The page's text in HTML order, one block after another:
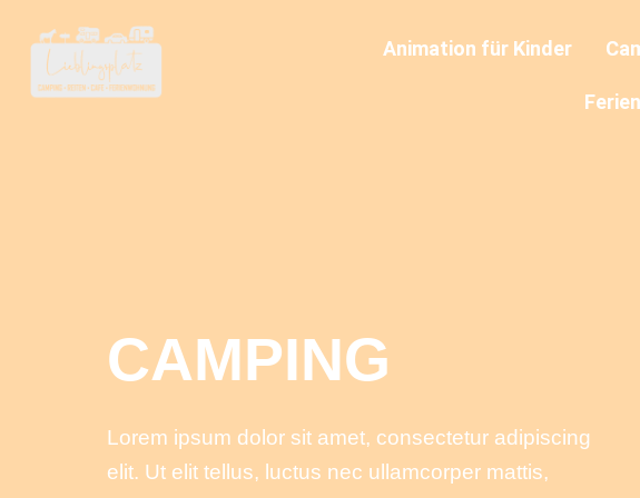
Inhalt
springen
Animation für Kinder
CAMPING
Lorem ipsum dolor sit amet, consectetur adipiscing
elit. Ut elit tellus, luctus nec ullamcorper mattis,